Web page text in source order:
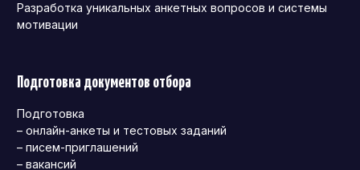
Разработка уникальных анкетных вопросов и системы
мотивации
Подготовка документов отбора
Подготовка
– онлайн-анкеты и тестовых заданий
– писем-приглашений
– вакансий